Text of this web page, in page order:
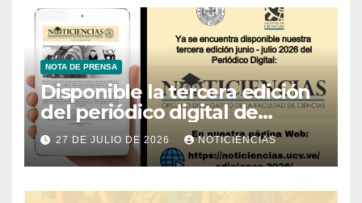
NOTA DE PRENSA
Disponible la tercera edición
del periódico digital de
Noticiencias 2026
27 DE JULIO DE 2026 NOTICIENCIAS